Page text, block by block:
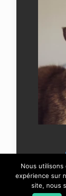
Nous utilisons
expérience sur
site, nous